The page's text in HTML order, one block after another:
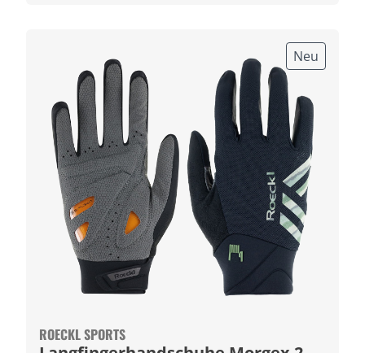
Neu
ROECKL SPORTS